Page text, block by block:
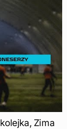
Zima